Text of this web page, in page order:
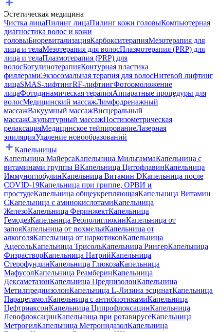
Эстетическая медицина
Чистка лицаПилинг лицаПилинг кожи головыКомпьютерная
диагностика волос и кожи
головыБиоревитализацияКарбокситерапияМезотерапия для
лица и телаМезотерапия для волосПлазмотерапия (PRP) для
лица и телаПлазмотерапия (PRP) для
волосБотулинотерапияКонтурная пластика
филлерамиЭкзосомальная терапия для волосНитевой лифтинг
лицаSMAS-лифтингRF-лифтингФотоомоложение
лицаФотодинамическая терапияАппаратные процедуры для
волосМедицинский массажЛимфодренажный
массажВакуумный массажВисцеральный
массажСкульптурный массажПостизометрическая
релаксацияМедицинское тейпированиеЛазерная
эпиляцияУдаление новообразований
Капельницы
Капельница МайерсаКапельница МильгаммаКапельница с
витаминами группы BКапельница ЦитофлавинКапельница
ИммуноглобулинКапельница Витамин DКапельница после
COVID-19Капельница при гриппе, ОРВИ и
простудеКапельница общеукрепляющаяКапельница Витамин
CКапельница с аминокислотамиКапельница
ЖелезоКапельница ФеринжектКапельница
ГемодезКапельница РеополиглюкинКапельница от
запояКапельница от похмельяКапельница от
алкоголяКапельница от наркотиковКапельница
АцесольКапельница ТрисольКапельница РингерКапельница
ФизрастворКапельница НатрийКапельница
СтерофундинКапельница ГлюкозаКапельница
МафусолКапельница РеамберинКапельница
ДексаметазонКапельница ПреднизолонКапельница
МетилпреднизолонКапельница L-Лизина эсцинатКапельница
ПарацетамолКапельница с антибиотикамиКапельница
ЦефтриаксонКапельница ЦипрофлоксацинКапельница
ЛевофлоксацинКапельница при ротавирусеКапельница
МетрогилКапельница МетронидазолКапельница